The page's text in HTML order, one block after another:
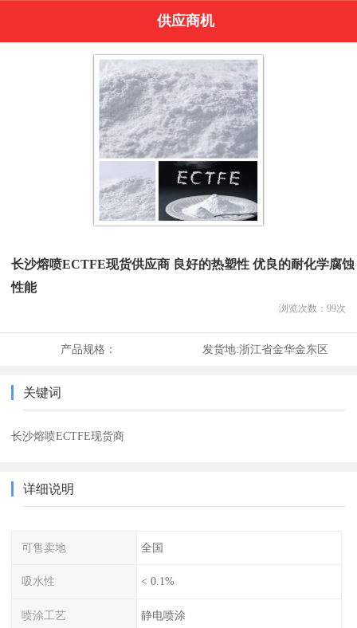
供应商机
长沙熔喷ECTFE现货供应商 良好的热塑性 优良的耐化学腐蚀
性能
浏览次数： 99次
产品规格： 发货地:浙江省金华金东区
关键词
长沙熔喷ECTFE现货商
详细说明
可售卖地 全国
吸水性 < 0.1%
喷涂工艺 静电喷涂